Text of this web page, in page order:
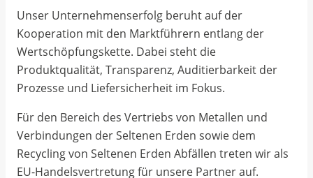
Unser Unternehmenserfolg beruht auf der
Kooperation mit den Marktführern entlang der
Wertschöpfungskette. Dabei steht die
Produktqualität, Transparenz, Auditierbarkeit der
Prozesse und Liefersicherheit im Fokus.
Für den Bereich des Vertriebs von Metallen und
Verbindungen der Seltenen Erden sowie dem
Recycling von Seltenen Erden Abfällen treten wir als
EU-Handelsvertretung für unsere Partner auf.